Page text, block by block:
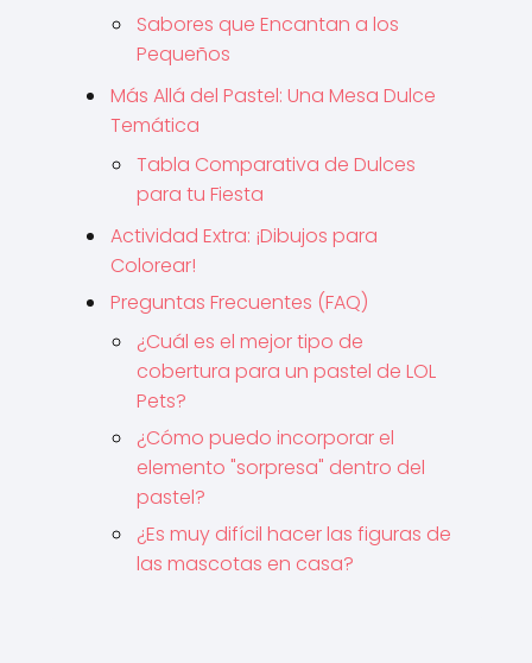
Sabores que Encantan a los
Pequeños
Más Allá del Pastel: Una Mesa Dulce
Temática
Tabla Comparativa de Dulces
para tu Fiesta
Actividad Extra: ¡Dibujos para
Colorear!
Preguntas Frecuentes (FAQ)
¿Cuál es el mejor tipo de
cobertura para un pastel de LOL
Pets?
¿Cómo puedo incorporar el
elemento "sorpresa" dentro del
pastel?
¿Es muy difícil hacer las figuras de
las mascotas en casa?